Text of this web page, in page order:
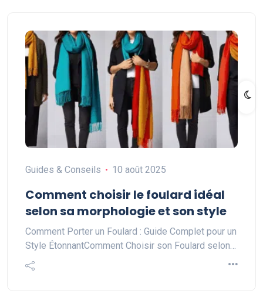
Guides & Conseils 10 août 2025
Comment choisir le foulard idéal
selon sa morphologie et son style
Comment Porter un Foulard : Guide Complet pour un
Style ÉtonnantComment Choisir son Foulard selon…